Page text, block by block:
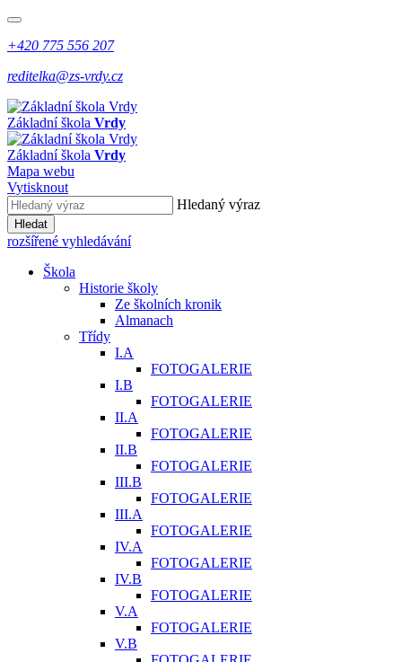
+420 775 556 207
reditelka@zs-vrdy.cz
Základní škola Vrdy
Základní škola Vrdy
Mapa webu
Vytisknout
Hledaný výraz
Hledat
rozšířené vyhledávání
Škola
Historie školy
Ze školních kronik
Almanach
Třídy
I.A
FOTOGALERIE
I.B
FOTOGALERIE
II.A
FOTOGALERIE
II.B
FOTOGALERIE
III.B
FOTOGALERIE
III.A
FOTOGALERIE
IV.A
FOTOGALERIE
IV.B
FOTOGALERIE
V.A
FOTOGALERIE
V.B